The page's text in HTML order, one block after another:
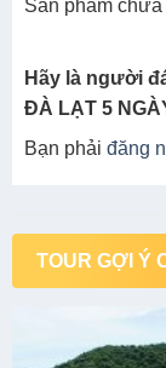
Sản phẩm
Hãy là người
ĐÀ LẠT 5
Bạn phải đăng
TOUR GỢI Ý